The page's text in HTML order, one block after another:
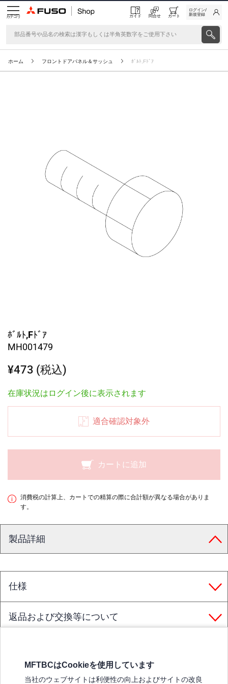
カテゴリ ガイド 問合せ カート
ログイン/
新規登録
ホーム フロントドアパネル＆サッシュ ﾎﾞﾙﾄ,Fﾄﾞｱ
ﾎﾞﾙﾄ,Fﾄﾞｱ
MH001479
¥473 (税込)
在庫状況はログイン後に表示されます
適合確認対象外
カートに追加
消費税の計算上、カートでの精算の際に合計額が異なる場合がありま
す。
製品詳細
仕様
返品および交換等について
MFTBCはCookieを使用しています
当社のウェブサイトは利便性の向上およびサイトの改良